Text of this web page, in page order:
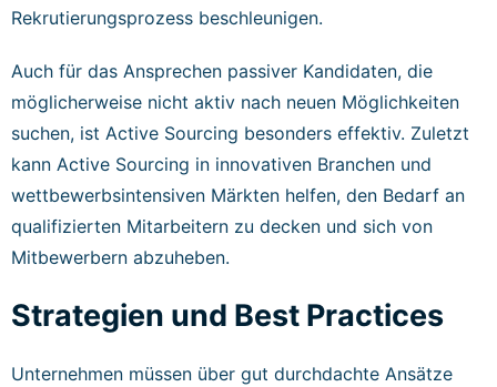
Rekrutierungsprozess beschleunigen.
Auch für das Ansprechen passiver Kandidaten, die
möglicherweise nicht aktiv nach neuen Möglichkeiten
suchen, ist Active Sourcing besonders effektiv. Zuletzt
kann Active Sourcing in innovativen Branchen und
wettbewerbsintensiven Märkten helfen, den Bedarf an
qualifizierten Mitarbeitern zu decken und sich von
Mitbewerbern abzuheben.
Strategien und Best Practices
Unternehmen müssen über gut durchdachte Ansätze